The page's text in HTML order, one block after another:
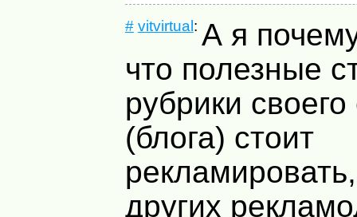
# vitvirtual : А я
что полезные
рубрики своего
(блога) стоит
других